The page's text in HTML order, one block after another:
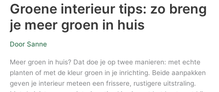
Groene interieur tips: zo breng
je meer groen in huis
Door Sanne
Meer groen in huis? Dat doe je op twee manieren: met echte
planten of met de kleur groen in je inrichting. Beide aanpakken
geven je interieur meteen een frissere, rustigere uitstraling.